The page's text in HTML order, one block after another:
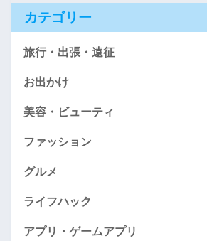
カテゴリー
旅行・出張・遠征
お出かけ
美容・ビューティ
ファッション
グルメ
ライフハック
アプリ・ゲームアプリ